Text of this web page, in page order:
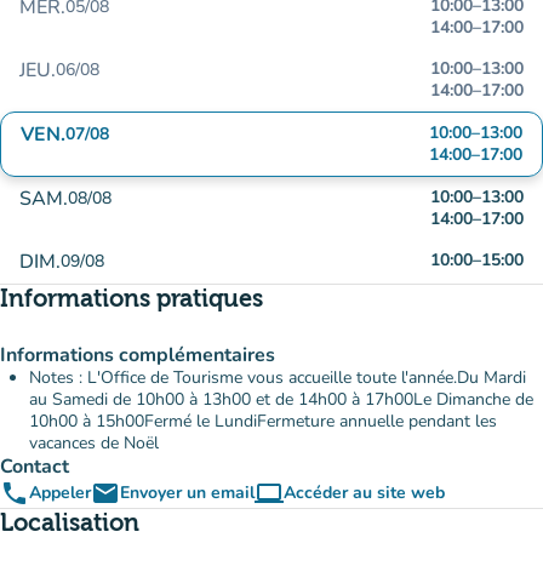
MER.05/08 10:00–13:00
14:00–17:00
JEU.06/08 10:00–13:00
14:00–17:00
VEN.07/08 10:00–13:00
14:00–17:00
SAM.08/08 10:00–13:00
14:00–17:00
DIM.09/08 10:00–15:00
Informations pratiques
Informations complémentaires
Notes : L'Office de Tourisme vous accueille toute l'année.Du Mardi
au Samedi de 10h00 à 13h00 et de 14h00 à 17h00Le Dimanche de
10h00 à 15h00Fermé le LundiFermeture annuelle pendant les
vacances de Noël
Contact
phoneAppeleremailEnvoyer un emailcomputerAccéder au site web
(nouvel onglet)
Localisation